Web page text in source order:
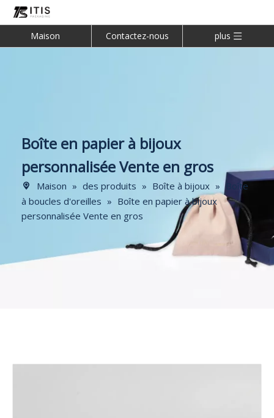
Maison Contactez-nous plus
Boîte en papier à bijoux
personnalisée Vente en gros
Maison » des produits » Boîte à bijoux »
Boîte
à boucles d'oreilles » Boîte en papier à bijoux
personnalisée Vente en gros